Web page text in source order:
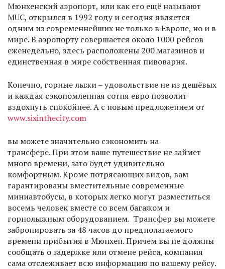
Мюнхенский аэропорт, или как его ещё называют
MUC, открылся в 1992 году и сегодня является
одним из современнейших не только в Европе, но и в
мире. В аэропорту совершается около 1000 рейсов
еженедельно, здесь расположены 200 магазинов и
единственная в мире собственная пивоварня.
Конечно, горные лыжи – удовольствие не из дешёвых
и каждая сэкономленная сотня евро позволит
вздохнуть спокойнее. А с новым предложением от
www.sixinthecity.com
вы можете значительно сэкономить на
трансфере. При этом ваше путешествие не займет
много времени, зато будет удивительно
комфортным. Кроме потрясающих видов, вам
гарантированы вместительные современные
миниавтобусы, в которых легко могут разместиться
восемь человек вместе со всем багажом и
горнолыжным оборудованием. Трансфер вы можете
забронировать за 48 часов до предполагаемого
времени прибытия в Мюнхен. Причем вы не должны
сообщать о задержке или отмене рейса, компания
сама отслеживает всю информацию по вашему рейсу.